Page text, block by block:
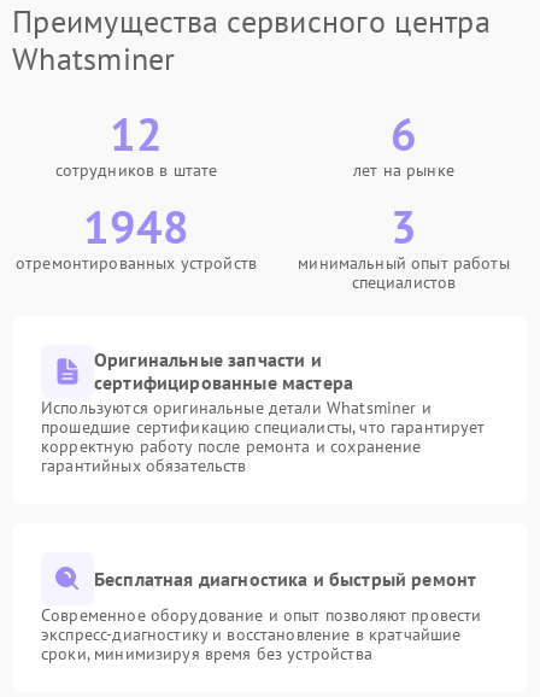
Преимущества сервисного центра
Whatsminer
12
сотрудников в штате
6
лет на рынке
1948
отремонтированных устройств
3
минимальный опыт работы
специалистов
Оригинальные запчасти и
сертифицированные мастера
Используются оригинальные детали Whatsminer и
прошедшие сертификацию специалисты, что гарантирует
корректную работу после ремонта и сохранение
гарантийных обязательств
Бесплатная диагностика и быстрый ремонт
Современное оборудование и опыт позволяют провести
экспресс-диагностику и восстановление в кратчайшие
сроки, минимизируя время без устройства